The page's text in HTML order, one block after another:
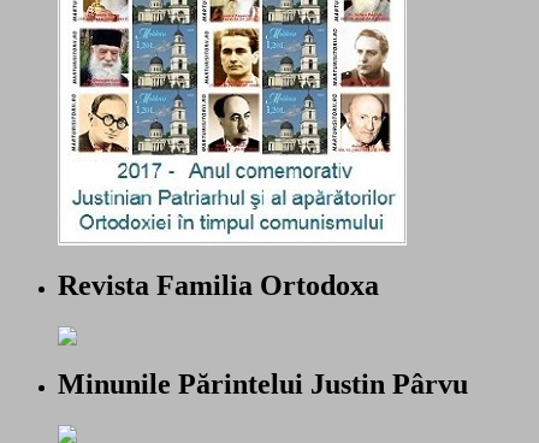
Revista Familia Ortodoxa
Minunile Părintelui Justin Pârvu